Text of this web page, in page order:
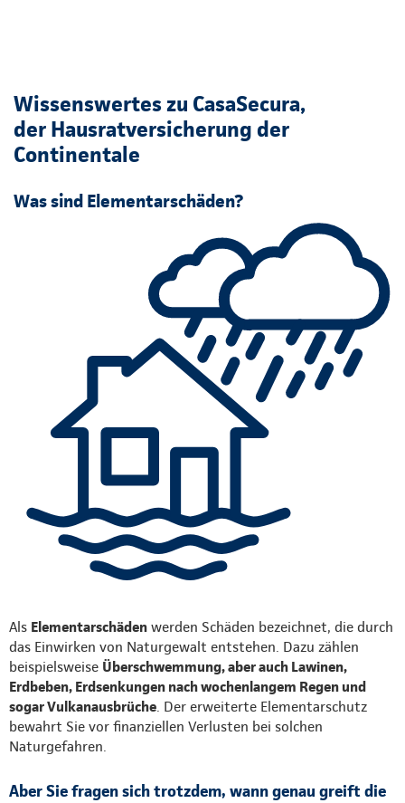
Wissenswertes zu CasaSecura,
der Hausratversicherung der
Continentale
Was sind Elementarschäden?
Als Elementarschäden werden Schäden bezeichnet, die durch
das Einwirken von Naturgewalt entstehen. Dazu zählen
beispielsweise Überschwemmung, aber auch Lawinen,
Erdbeben, Erdsenkungen nach wochenlangem Regen und
sogar Vulkanausbrüche . Der erweiterte Elementarschutz
bewahrt Sie vor finanziellen Verlusten bei solchen
Naturgefahren.
Aber Sie fragen sich trotzdem, wann genau greift die